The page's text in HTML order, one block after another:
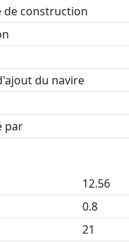
de construction
du navire
par
12.56
0.8
21